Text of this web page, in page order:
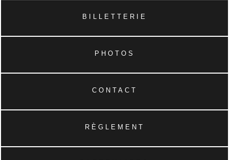
BILLETTERIE
PHOTOS
CONTACT
RÈGLEMENT